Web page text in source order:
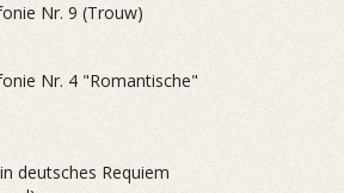
Nr. 9 (Trouw)
Nr. 4 "Romantische"
deutsches Requiem